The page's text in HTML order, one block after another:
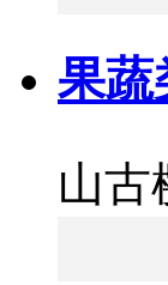
果蔬
山古